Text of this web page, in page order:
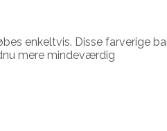
enkeltvis. Disse farverige
mere mindeværdig